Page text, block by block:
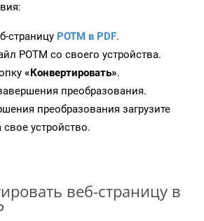
страницу POTM в PDF.
POTM со своего устройства.
«Конвертировать».
преобразования.
преобразования загрузите
свое устройство.
веб-страницу в